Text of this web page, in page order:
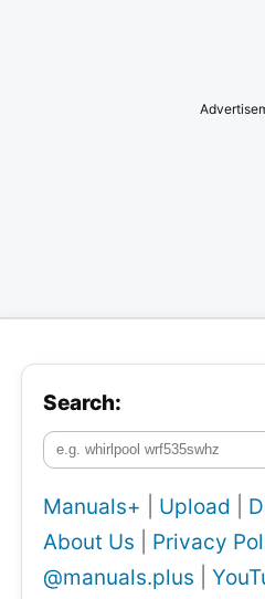
Search:
Manuals+ Upload
About Us
Privacy
@manuals.plus